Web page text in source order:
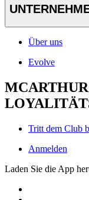
Über uns
Evolve
Tritt dem Club
Anmelden
Laden Sie die App